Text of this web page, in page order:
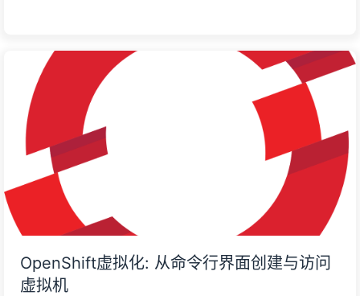
OpenShift虚拟化: 从命令行界面创建与访问
虚拟机